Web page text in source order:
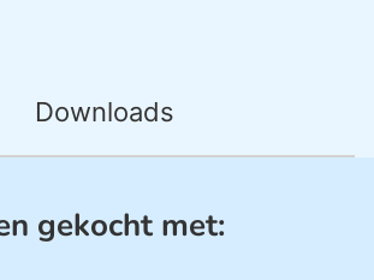
Downloads
gekocht met: